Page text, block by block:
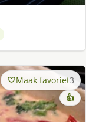
Maak favoriet3
👍